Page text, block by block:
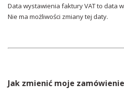
Data wystawienia faktury VAT to data
Nie ma możliwości zmiany tej daty.
Jak zmienić moje